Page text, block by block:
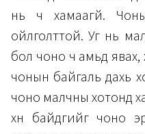
нь ч хамаагүй.
ойлголттой. Уг нь
бол чоно ч амьд явах,
чонын байгаль дахь
чоно малчны хотонд
хүн байдгийг чоно